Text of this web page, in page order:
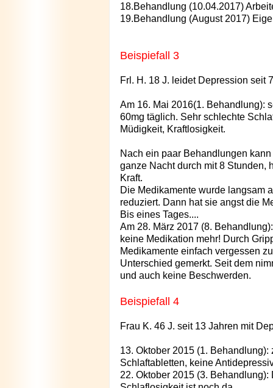
18.Behandlung (10.04.2017)
19.Behandlung (August 2017)
Beispiefall 3
Frl. H. 18 J. leidet Depression seit
Am 16. Mai 2016(1. Behandlung):
60mg täglich. Sehr schlechte
Müdigkeit, Kraftlosigkeit.
Nach ein paar Behandlungen
ganze Nacht durch mit 8 Stunden,
Kraft.
Die Medikamente wurde langsam
reduziert. Dann hat sie angst die
Bis eines Tages....
Am 28. März 2017 (8.
keine Medikation mehr! Durch
Medikamente einfach vergessen
Unterschied gemerkt. Seit dem
und auch keine Beschwerden.
Beispiefall 4
Frau K. 46 J. seit 13 Jahren mit
13. Oktober 2015 (1.
Schlaftabletten, keine
22. Oktober 2015 (3.